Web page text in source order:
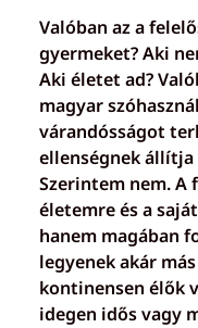
Valóban az a
gyermeket? Aki
Aki életet ad?
magyar
várandósságot
ellenségnek állítja
Szerintem nem. A
életemre és a
hanem magában
legyenek akár
kontinensen élők
idegen idős vagy